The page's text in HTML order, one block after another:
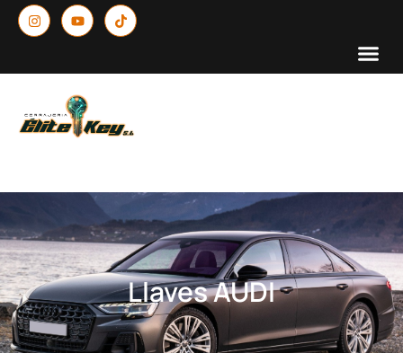
Llaves AUDI